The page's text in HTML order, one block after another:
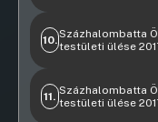
Napirendi előtt
10.Százhalombatta
testületi ülése
Napirendi előtt
11. Százhalombatta
testületi ülése